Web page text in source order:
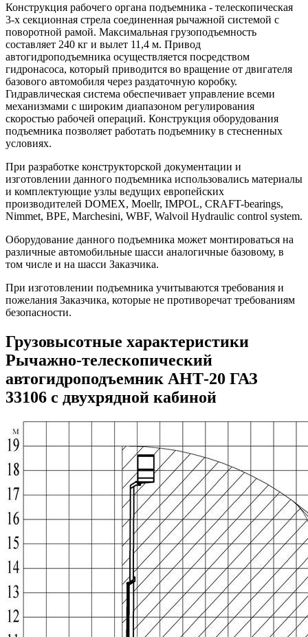
Конструкция рабочего органа подъемника - телескопическая
3-х секционная стрела соединенная рычажной системой с
поворотной рамой. Максимальная грузоподъемность
составляет 240 кг и вылет 11,4 м. Привод
автогидроподъемника осуществляется посредством
гидронасоса, который приводится во вращение от двигателя
базового автомобиля через раздаточную коробку.
Гидравлическая система обеспечивает управление всеми
механизмами с широким диапазоном регулирования
скоростью рабочей операций. Конструкция оборудования
подъемника позволяет работать подъемнику в стесненных
условиях.
При разработке конструкторской документации и
изготовлении данного подъемника использовались материалы
и комплектующие узлы ведущих европейских
производителей DOMEX, Moellr, IMPOL, CRAFT-bearings,
Nimmet, BPE, Marchesini, WBF, Walvoil Hydraulic control system.
Оборудование данного подъемника может монтироваться на
различные автомобильные шасси аналогичные базовому, в
том числе и на шасси Заказчика.
При изготовлении подъемника учитываются требования и
пожелания Заказчика, которые не противоречат требованиям
безопасности.
Грузовысотные характеристики
Рычажно-телескопический
автогидроподъемник АНТ-20 ГАЗ
33106 с двухрядной кабиной